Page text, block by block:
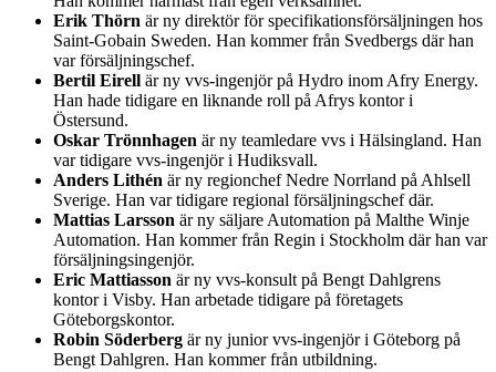
Erik Thörn är ny direktör för specifikationsförsäljningen hos
Saint-Gobain Sweden. Han kommer från Svedbergs där han
var försäljningschef.
Bertil Eirell är ny vvs-ingenjör på Hydro inom Afry Energy.
Han hade tidigare en liknande roll på Afrys kontor i
Östersund.
Oskar Trönnhagen är ny teamledare vvs i Hälsingland. Han
var tidigare vvs-ingenjör i Hudiksvall.
Anders Lithén är ny regionchef Nedre Norrland på Ahlsell
Sverige. Han var tidigare regional försäljningschef där.
Mattias Larsson är ny säljare Automation på Malthe Winje
Automation. Han kommer från Regin i Stockholm där han var
försäljningsingenjör.
Eric Mattiasson är ny vvs-konsult på Bengt Dahlgrens
kontor i Visby. Han arbetade tidigare på företagets
Göteborgskontor.
Robin Söderberg är ny junior vvs-ingenjör i Göteborg på
Bengt Dahlgren. Han kommer från utbildning.